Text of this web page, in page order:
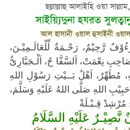
ছল্লাল্লাহু আলাইহি ওয়া
সাইয়্যিদুনা হযরত
আল হাসানী ওয়াল হুসাইনী
رَّحِيْمٌ، رَحْـمَةٌ لِّلْعَالَـمِيْـنَ،
نِعْمَتْ، اَلسَّفَّا حُ، اَلْـجَبَّارِىُّ
مُطَهِّرٌ، اَهْلُ بَــيْتِ رَسُوْلِ اللهِ
اللهِ صَلَّى اللهُ عَلَيْهِ وَسَلَّمَ،
مُرْشِدْ قِـبْـلَةْ
عَلَيْهِ السَّلَامُ